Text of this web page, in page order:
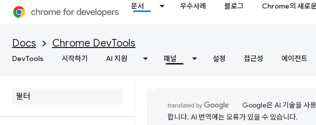
문서 우수사례 블로그 Chrome의 새로
Docs Chrome DevTools
DevTools 시작하기 AI 지원 패널 설정 접근성 에이전트
Google은 AI 기술을 사
합니다. AI 번역에는 오류가 있을 수 있습니다.